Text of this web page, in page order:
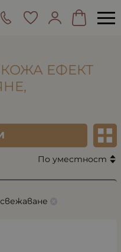
ЕФЕКТ
По уместност